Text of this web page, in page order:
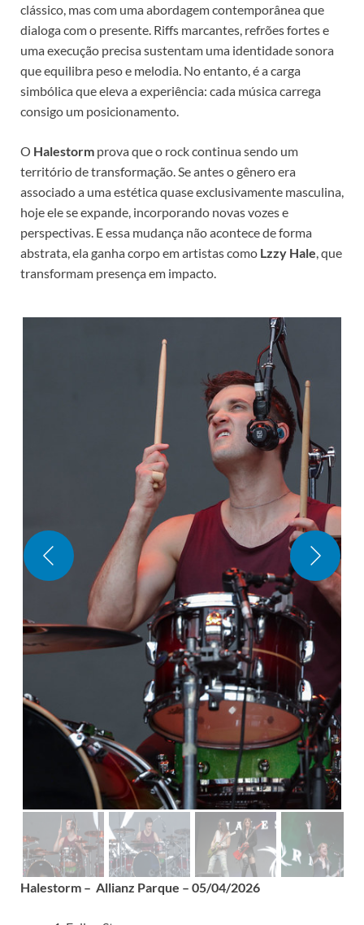
clássico, mas com uma abordagem contemporânea que
dialoga com o presente. Riffs marcantes, refrões fortes e
uma execução precisa sustentam uma identidade sonora
que equilibra peso e melodia. No entanto, é a carga
simbólica que eleva a experiência: cada música carrega
consigo um posicionamento.
O Halestorm prova que o rock continua sendo um
território de transformação. Se antes o gênero era
associado a uma estética quase exclusivamente masculina,
hoje ele se expande, incorporando novas vozes e
perspectivas. E essa mudança não acontece de forma
abstrata, ela ganha corpo em artistas como Lzzy Hale , que
transformam presença em impacto.
Halestorm – Allianz Parque – 05/04/2026